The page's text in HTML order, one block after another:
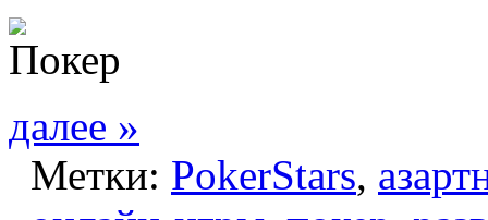
далее »
Метки: PokerStars,